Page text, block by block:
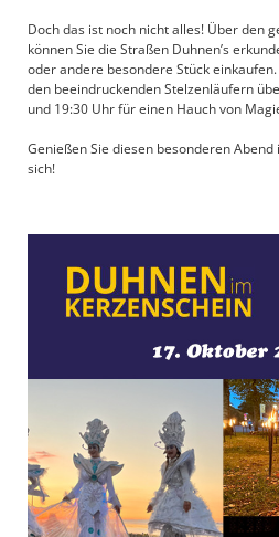
Doch das ist noch nicht alles! Über den
können Sie die Straßen Duhnen’s
oder andere besondere Stück
den beeindruckenden Stelzenläufern
und 19:30 Uhr für einen Hauch von
Genießen Sie diesen besonderen
sich!